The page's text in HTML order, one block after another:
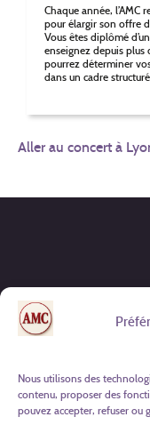
Nous utilisons des
contenu, proposer des
pouvez accepter, refuser ou
Chaque année, l’AMC
pour élargir son offre
Vous êtes diplômé
enseignez depuis plus
pourrez déterminer
dans un cadre
NAVIGATION
L’ARTICLE
Aller au concert à